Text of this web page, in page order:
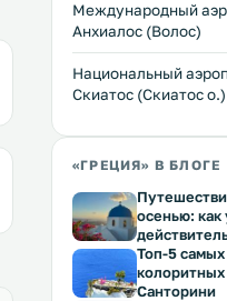
Международный
Анхиалос (Волос)
Национальный
Скиатос (Скиатос о.)
«ГРЕЦИЯ» В БЛОГЕ
осенью: как
Топ-5
колоритных
Санторини